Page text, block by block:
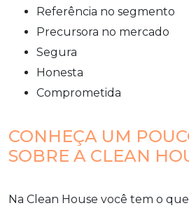
referência no segmento
precursora no mercado
segura
honesta
comprometida
CONHEÇA UM
SOBRE A CLEAN
Na Clean House você tem o